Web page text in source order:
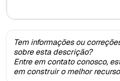
Tem informações ou
sobre esta descrição?
Entre em contato conosco,
em construir o melhor